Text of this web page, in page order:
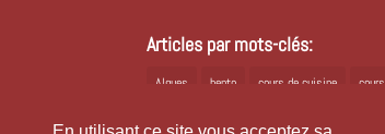
Articles par mots-clés:
Algues bento cours de cuisine
Japon kioko